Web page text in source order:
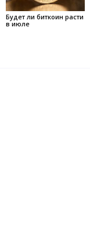
Будет ли биткоин расти
в июле